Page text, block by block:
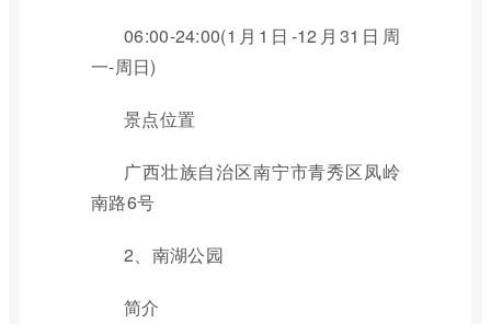
06:00-24:00(1月1日-12月31日周
一-周日)
景点位置
广西壮族自治区南宁市青秀区凤岭
南路6号
2、南湖公园
简介